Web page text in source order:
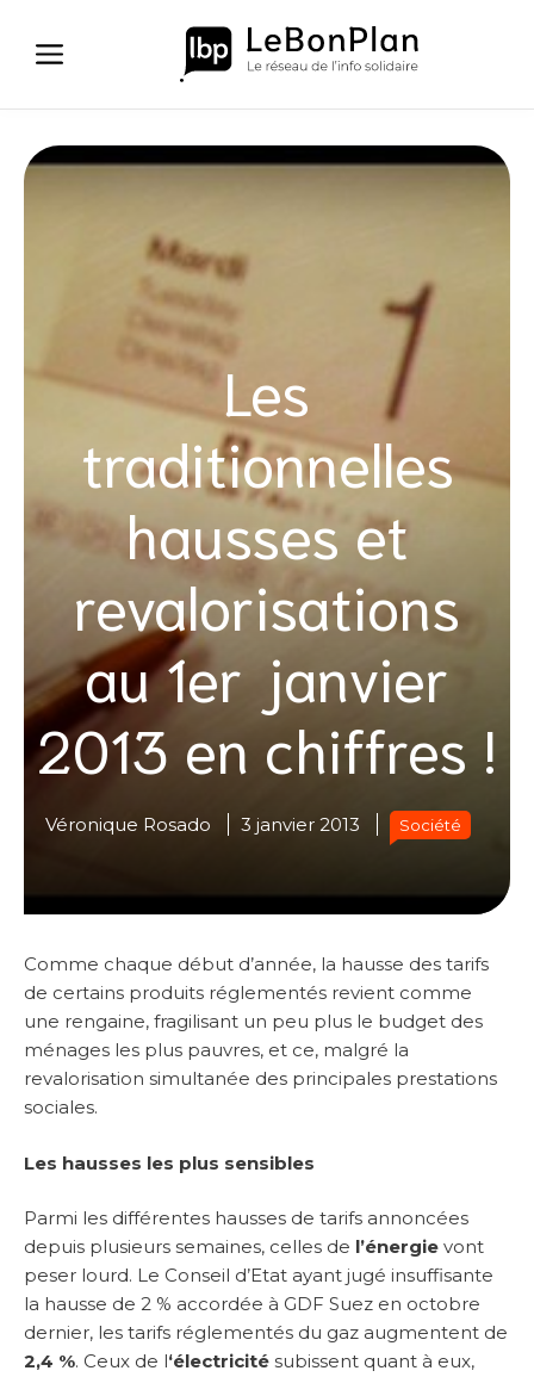
contenu
Les
traditionnelles
hausses et
revalorisations
au 1er janvier
2013 en chiffres !
Véronique Rosado 3 janvier 2013 Société
Comme chaque début d’année, la hausse des tarifs
de certains produits réglementés revient comme
une rengaine, fragilisant un peu plus le budget des
ménages les plus pauvres, et ce, malgré la
revalorisation simultanée des principales prestations
sociales.
Les hausses les plus sensibles
Parmi les différentes hausses de tarifs annoncées
depuis plusieurs semaines, celles de l’énergie vont
peser lourd. Le Conseil d’Etat ayant jugé insuffisante
la hausse de 2 % accordée à GDF Suez en octobre
dernier, les tarifs réglementés du gaz augmentent de
2,4 %. Ceux de l‘électricité subissent quant à eux,